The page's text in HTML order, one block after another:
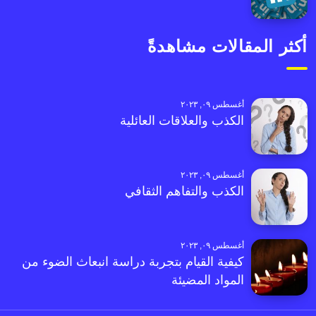
أكثر المقالات مشاهدةً
أغسطس ٠٩, ٢٠٢٣
الكذب والعلاقات العائلية
أغسطس ٠٩, ٢٠٢٣
الكذب والتفاهم الثقافي
أغسطس ٠٩, ٢٠٢٣
كيفية القيام بتجربة دراسة انبعاث الضوء من
المواد المضيئة